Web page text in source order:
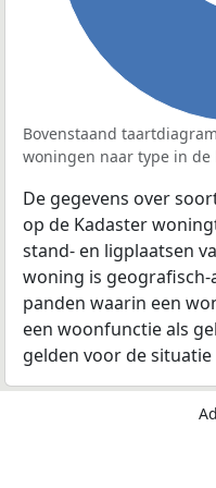
Bovenstaand
woningen naar type in
De gegevens over
op de Kadaster
stand- en ligplaatsen
woning is
panden waarin een
een woonfunctie als
gelden voor de situatie